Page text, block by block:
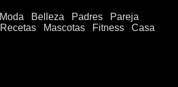
Moda Belleza Padres
Pareja
Recetas Mascotas Fitness
Casa